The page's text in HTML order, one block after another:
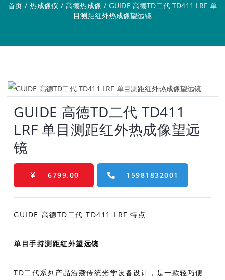
首页 / 热成像仪 / 高德热成像 / GUIDE 高德TD二代 TD411 LRF 单
目测距红外热成像望远镜
GUIDE 高德TD二代 TD411
LRF 单目测距红外热成像望远
镜
6799.00 15981832001
GUIDE 高德TD二代 TD411 LRF 特点
单目手持测距红外望远镜
TD二代系列产品沿袭传统光学设备设计，是一款轻巧便